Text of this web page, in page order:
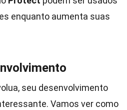
enquanto aumenta suas
seu desenvolvimento
Vamos ver como